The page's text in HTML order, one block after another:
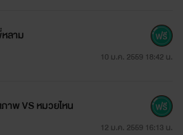
แล้วก็ไม่ได้ท้องด้วย!!!!!"
ลาม
10 ม.ค. 2559 18:42 น.
าพ VS หมวยไหน
12 ม.ค. 2559 16:13 น.